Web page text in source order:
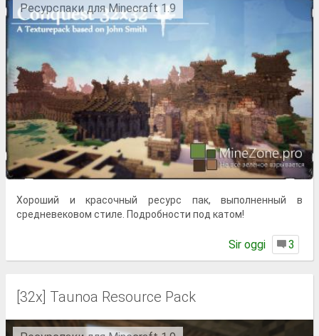
Ресурспаки для Minecraft 1.9
Хороший и красочный ресурс пак, выполненный в
средневековом стиле. Подробности под катом!
Sir oggi 3
[32x] Taunoa Resource Pack